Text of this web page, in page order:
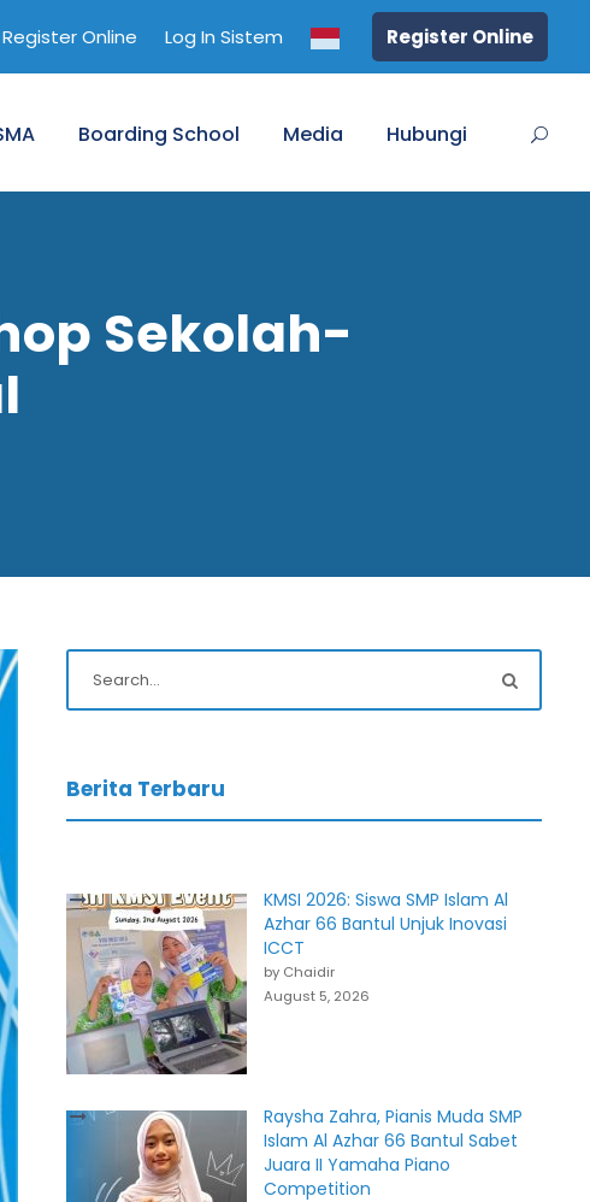
Register Online Log In Sistem Register Online
Boarding School Media Hubungi
Sekolah-
Berita Terbaru
KMSI 2026: Siswa SMP Islam Al
Azhar 66 Bantul Unjuk Inovasi
ICCT
by Chaidir
August 5, 2026
Raysha Zahra, Pianis Muda SMP
Islam Al Azhar 66 Bantul Sabet
Juara II Yamaha Piano
Competition